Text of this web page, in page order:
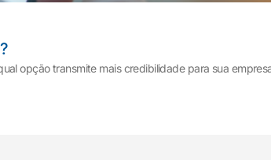
opção transmite mais credibilidade para sua